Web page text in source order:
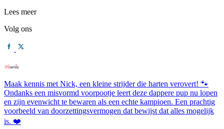
Lees meer
Volg ons
Maak kennis met Nick, een kleine strijder die harten verovert! 🐾
Ondanks een misvormd voorpootje leert deze dappere pup nu lopen
en zijn evenwicht te bewaren als een echte kampioen. Een prachtig
voorbeeld van doorzettingsvermogen dat bewijst dat alles mogelijk
is. ❤️